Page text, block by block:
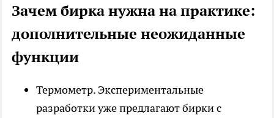
Зачем бирка нужна на практике:
дополнительные неожиданные
функции
Термометр. Экспериментальные
разработки уже предлагают бирки с